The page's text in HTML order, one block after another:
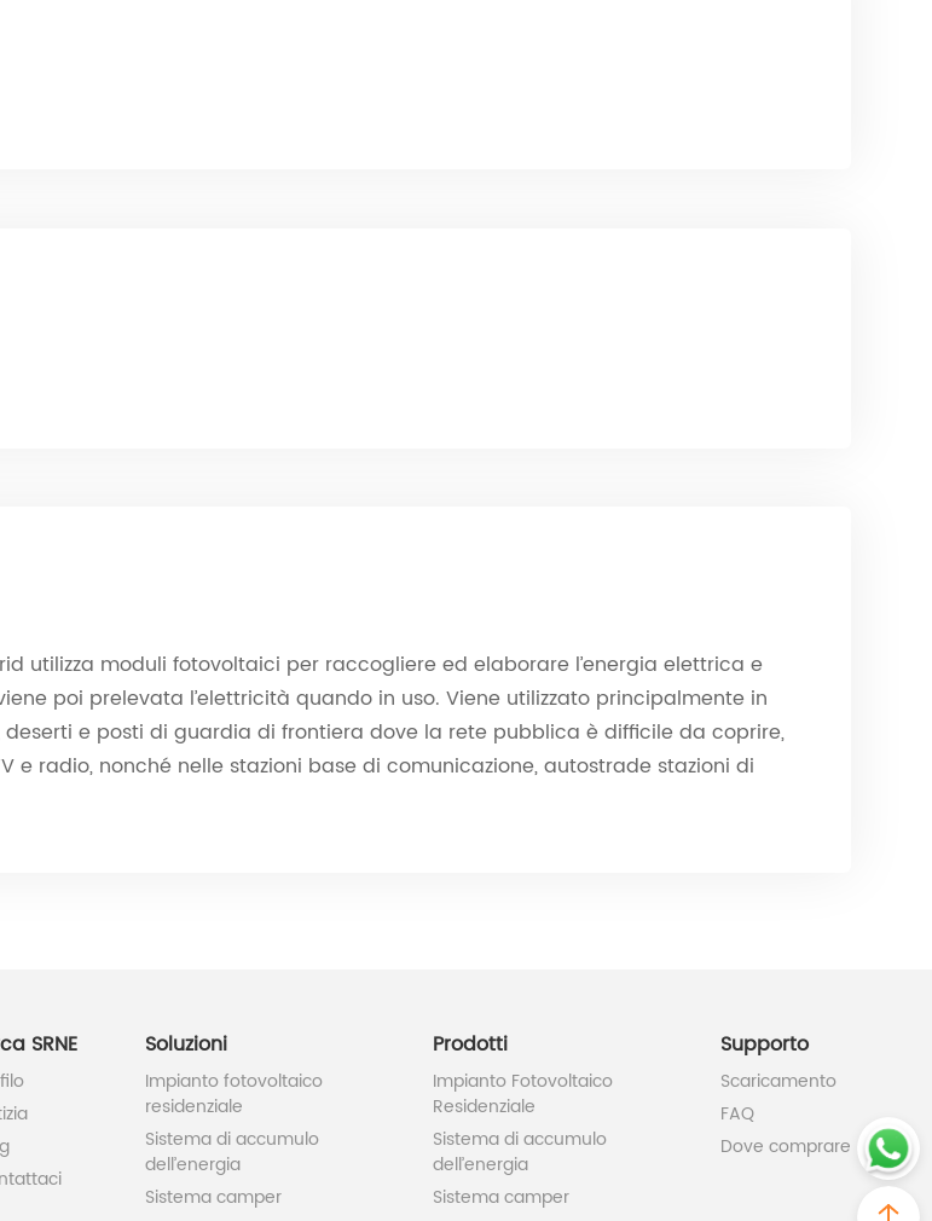
utilizza moduli fotovoltaici per raccogliere ed elaborare l’energia elettrica e
poi prelevata l’elettricità quando in uso. Viene utilizzato principalmente in
e posti di guardia di frontiera dove la rete pubblica è difficile da coprire,
e radio, nonché nelle stazioni base di comunicazione, autostrade stazioni di
SRNE Soluzioni
Impianto fotovoltaico
residenziale
Sistema di accumulo
dell’energia
Sistema camper
Prodotti
Impianto Fotovoltaico
Residenziale
Sistema di accumulo
dell’energia
Sistema camper
Supporto
Scaricamento
FAQ
Dove comprare